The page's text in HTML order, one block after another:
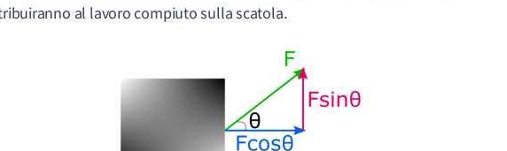
al lavoro compiuto sulla scatola.